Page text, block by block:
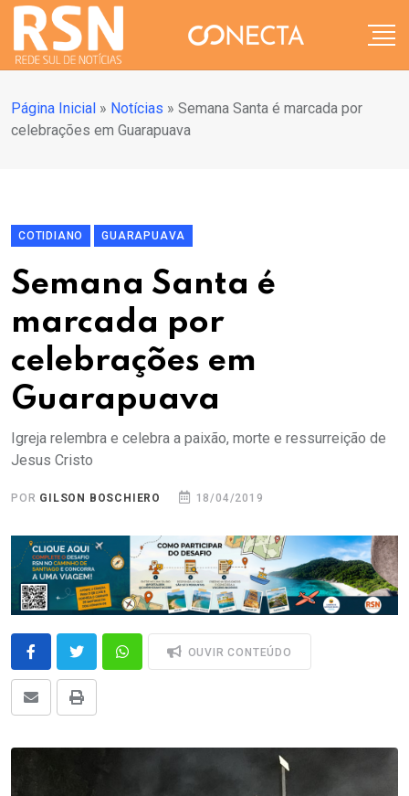
Página Inicial » Notícias » Semana Santa é marcada por
celebrações em Guarapuava
COTIDIANO GUARAPUAVA
Semana Santa é
marcada por
celebrações em
Guarapuava
Igreja relembra e celebra a paixão, morte e ressurreição de
Jesus Cristo
POR GILSON BOSCHIERO 18/04/2019
OUVIR CONTEÚDO